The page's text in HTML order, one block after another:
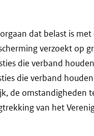
dat belast is
verzoekt op
die verband
die verband
de omstandigheden
van het